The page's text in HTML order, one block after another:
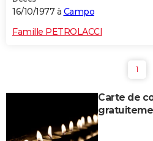
16/10/1977 à Campo
Famille PETROLACCI
1
Carte de